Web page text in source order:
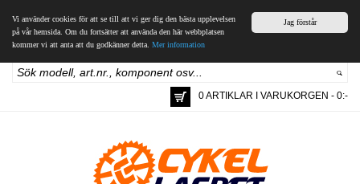
Jag förstår
Vi använder cookies för att se till att vi ger dig den bästa upplevelsen
på vår hemsida. Om du fortsätter att använda den här webbplatsen
kommer vi att anta att du godkänner detta. Mer information
0 ARTIKLAR I VARUKORGEN - 0:-